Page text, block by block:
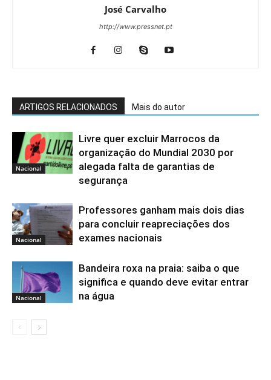
José Carvalho
http://www.pressnet.pt
ARTIGOS RELACIONADOS Mais do autor
Nacional
Livre quer excluir Marrocos da
organização do Mundial 2030 por
alegada falta de garantias de
segurança
Nacional
Professores ganham mais dois dias
para concluir reapreciações dos
exames nacionais
Nacional
Bandeira roxa na praia: saiba o que
significa e quando deve evitar entrar
na água